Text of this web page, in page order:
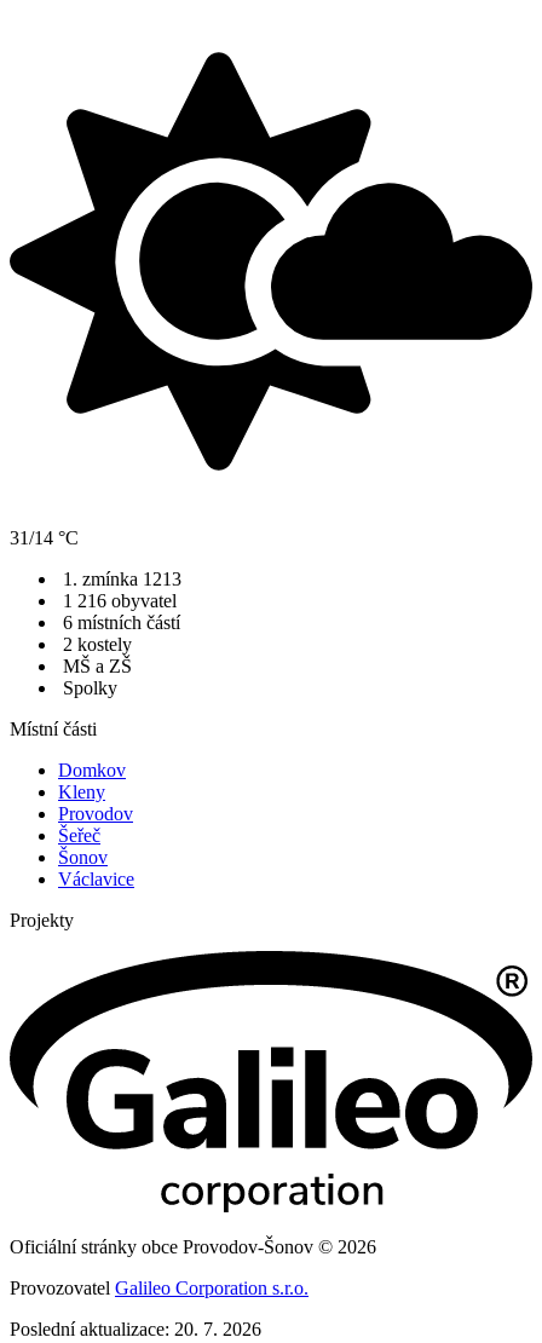
31/14 °C
1. zmínka 1213
1 216 obyvatel
6 místních částí
2 kostely
MŠ a ZŠ
Spolky
Místní části
Domkov
Kleny
Provodov
Šeřeč
Šonov
Václavice
Projekty
Oficiální stránky obce Provodov-Šonov © 2026
Provozovatel Galileo Corporation s.r.o.
Poslední aktualizace: 20. 7. 2026